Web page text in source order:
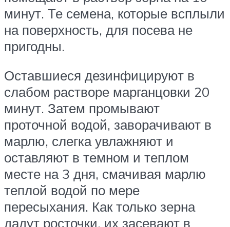
минут. Те семена, которые всплыли
на поверхность, для посева не
пригодны.
Оставшиеся дезинфицируют в
слабом растворе марганцовки 20
минут. Затем промывают
проточной водой, заворачивают в
марлю, слегка увлажняют и
оставляют в темном и теплом
месте на 3 дня, смачивая марлю
теплой водой по мере
пересыхания. Как только зерна
дадут росточки, их засевают в